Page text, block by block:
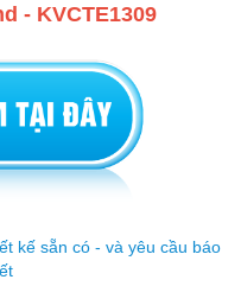
- KVCTE1309
kế sẵn có - và yêu cầu báo